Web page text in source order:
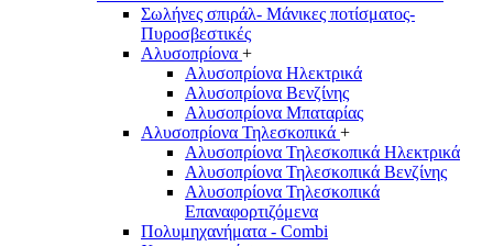
Σωλήνες σπιράλ- Μάνικες ποτίσματος-
Πυροσβεστικές
Αλυσοπρίονα +
Αλυσοπρίονα Ηλεκτρικά
Αλυσοπρίονα Βενζίνης
Αλυσοπρίονα Μπαταρίας
Αλυσοπρίονα Τηλεσκοπικά +
Αλυσοπρίονα Τηλεσκοπικά Ηλεκτρικά
Αλυσοπρίονα Τηλεσκοπικά Βενζίνης
Αλυσοπρίονα Τηλεσκοπικά
Επαναφορτιζόμενα
Πολυμηχανήματα - Combi